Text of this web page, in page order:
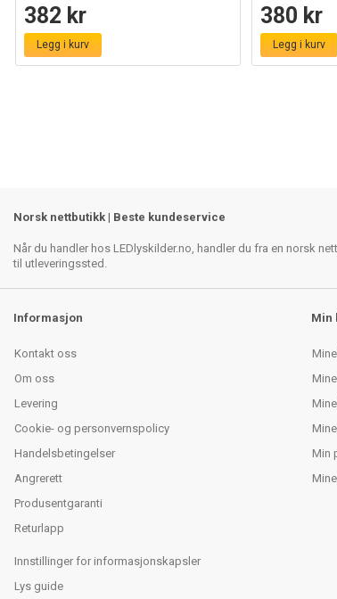
382 kr
Legg i kurv
380 kr
Legg i kurv
Norsk nettbutikk | Beste kundeservice
Når du handler hos LEDlyskilder.no, handler du fra en norsk
til utleveringssted.
Informasjon
Kontakt oss
Om oss
Levering
Cookie- og personvernspolicy
Handelsbetingelser
Angrerett
Produsentgaranti
Returlapp
Innstillinger for informasjonskapsler
Lys guide
Min
Min